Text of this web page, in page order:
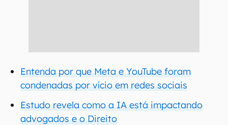
Entenda por que Meta e YouTube foram
condenadas por vício em redes sociais
Estudo revela como a IA está impactando
advogados e o Direito